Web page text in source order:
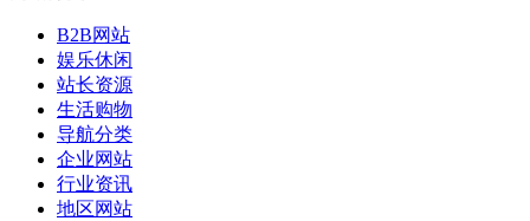
B2B网站
娱乐休闲
站长资源
生活购物
导航分类
企业网站
行业资讯
地区网站